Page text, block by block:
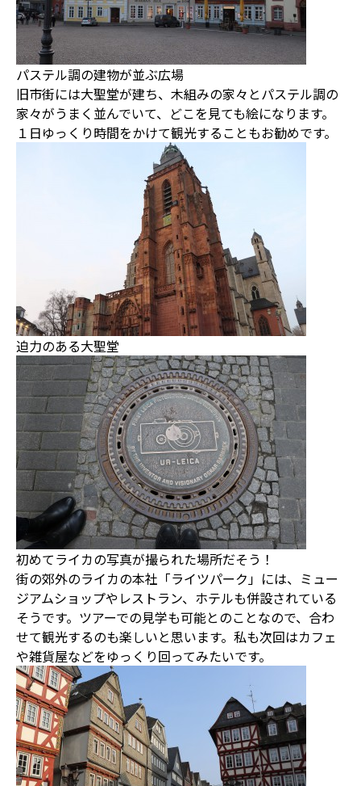
パステル調の建物が並ぶ広場
旧市街には大聖堂が建ち、木組みの家々とパステル調の
家々がうまく並んでいて、どこを見ても絵になります。
１日ゆっくり時間をかけて観光することもお勧めです。
迫力のある大聖堂
初めてライカの写真が撮られた場所だそう！
街の郊外のライカの本社「ライツパーク」には、ミュー
ジアムショップやレストラン、ホテルも併設されている
そうです。ツアーでの見学も可能とのことなので、合わ
せて観光するのも楽しいと思います。私も次回はカフェ
や雑貨屋などをゆっくり回ってみたいです。